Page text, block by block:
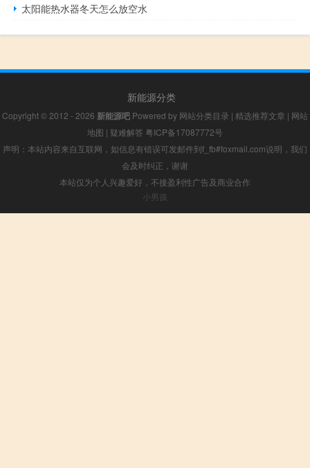
太阳能热水器冬天怎么放空水
新能源分类
Copyright © 2012 - 2026 新能源吧 Powered by 网站分类目录 | 精选推荐文章 | 网站
地图 | 疑难解答 粤ICP备17087772号
声明：本站内容来自互联网，如信息有错误可发邮件到f_fb#foxmail.com说明，我们
会及时纠正，谢谢
本站仅为个人兴趣爱好，不接盈利性广告及商业合作
小男孩